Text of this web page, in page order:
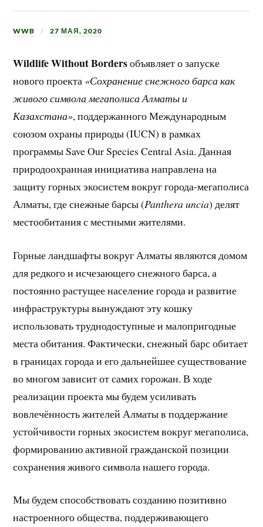
WWB 27 МАЯ, 2020
Wildlife Without Bordersобъявляет о запуске
нового проекта «Сохранение снежного барса как
живого символа мегаполиса Алматы и
Казахстана», поддержанного Международным
союзом охраны природы (IUCN) в рамках
программы Save Our Species Central Asia. Данная
природоохранная инициатива направлена на
защиту горных экосистем вокруг города-мегаполиса
Алматы, где снежные барсы (Panthera uncia) делят
местообитания с местными жителями.
Горные ландшафты вокруг Алматы являются домом
для редкого и исчезающего снежного барса, а
постоянно растущее население города и развитие
инфраструктуры вынуждают эту кошку
использовать труднодоступные и малопригодные
места обитания. Фактически, снежный барс обитает
в границах города и его дальнейшее существование
во многом зависит от самих горожан. В ходе
реализации проекта мы будем усиливать
вовлечённость жителей Алматы в поддержание
устойчивости горных экосистем вокруг мегаполиса,
формированию активной гражданской позиции
сохранения живого символа нашего города.
Мы будем способствовать созданию позитивно
настроенного общества, поддерживающего